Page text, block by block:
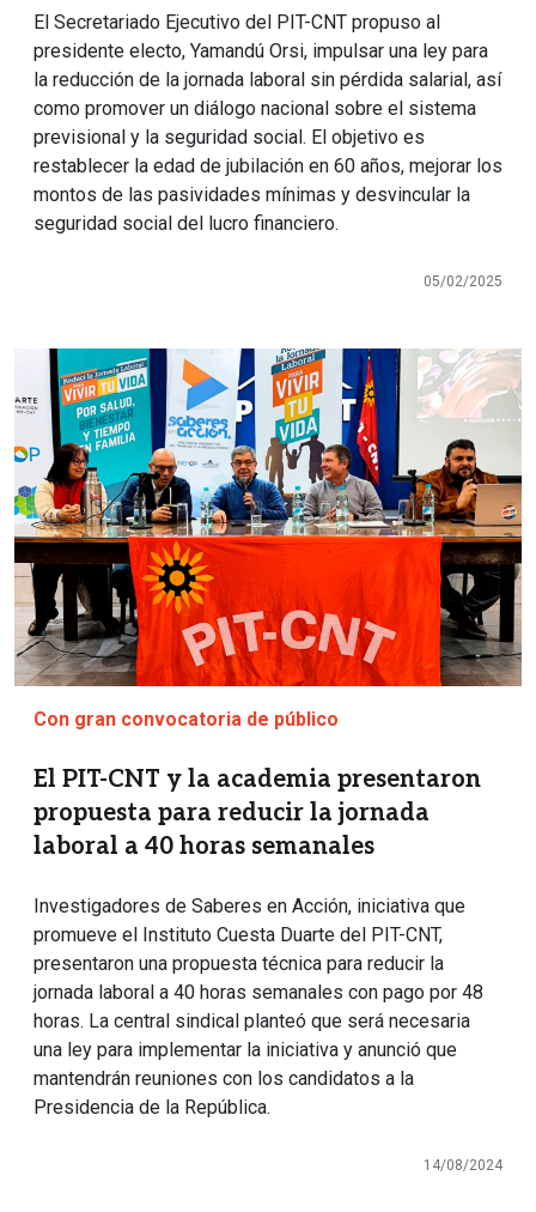
El Secretariado Ejecutivo del PIT-CNT propuso al
presidente electo, Yamandú Orsi, impulsar una ley para
la reducción de la jornada laboral sin pérdida salarial, así
como promover un diálogo nacional sobre el sistema
previsional y la seguridad social. El objetivo es
restablecer la edad de jubilación en 60 años, mejorar los
montos de las pasividades mínimas y desvincular la
seguridad social del lucro financiero.
05/02/2025
Imagen
Con gran convocatoria de público
El PIT-CNT y la academia presentaron
propuesta para reducir la jornada
laboral a 40 horas semanales
Investigadores de Saberes en Acción, iniciativa que
promueve el Instituto Cuesta Duarte del PIT-CNT,
presentaron una propuesta técnica para reducir la
jornada laboral a 40 horas semanales con pago por 48
horas. La central sindical planteó que será necesaria
una ley para implementar la iniciativa y anunció que
mantendrán reuniones con los candidatos a la
Presidencia de la República.
14/08/2024